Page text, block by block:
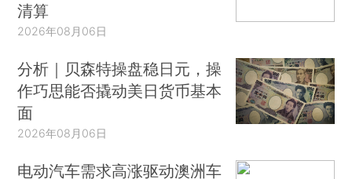
清算
2026年08月06日
分析｜贝森特操盘稳日元，操
作巧思能否撬动美日货币基本
面
2026年08月06日
电动汽车需求高涨驱动澳洲车